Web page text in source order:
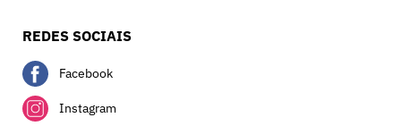
REDES SOCIAIS
Facebook
Instagram